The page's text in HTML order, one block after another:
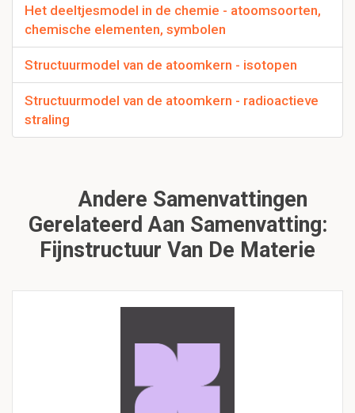
Het deeltjesmodel in de chemie - atoomsoorten,
chemische elementen, symbolen
Structuurmodel van de atoomkern - isotopen
Structuurmodel van de atoomkern - radioactieve
straling
Andere Samenvattingen
Gerelateerd Aan Samenvatting:
Fijnstructuur Van De Materie